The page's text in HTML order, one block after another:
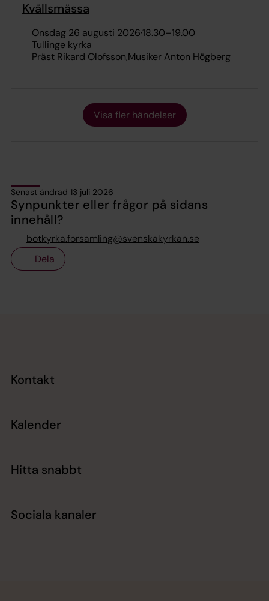
Kvällsmässa
onsdag 26 augusti 2026·18.30–19.00
Tullinge kyrka
Präst Rikard Olofsson Musiker Anton Högberg
Visa fler händelser
Senast ändrad 13 juli 2026
Synpunkter eller frågor på sidans
innehåll?
botkyrka.forsamling@svenskakyrkan.se
Dela
Kontakt
Kalender
Hitta snabbt
Sociala kanaler